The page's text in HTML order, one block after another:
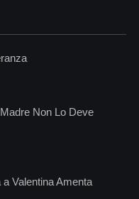
Non Lo Deve
Valentina Amenta